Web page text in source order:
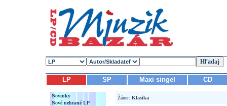
LP SP Maxi singel CD
Novinky
Nové nehrané LP
Žáner: Klasika